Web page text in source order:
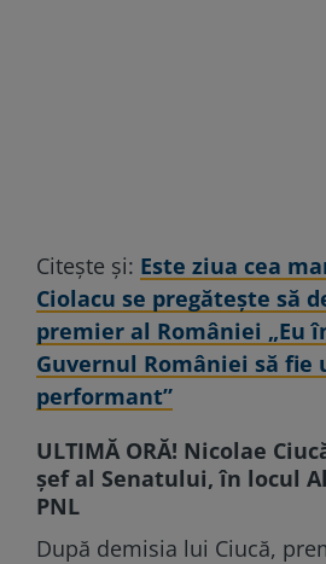
Citește și: Este ziua cea
Ciolacu se pregătește să
premier al României „Eu
Guvernul României să fie
performant”
ULTIMĂ ORĂ! Nicolae
șef al Senatului, în locul
PNL
După demisia lui Ciucă,